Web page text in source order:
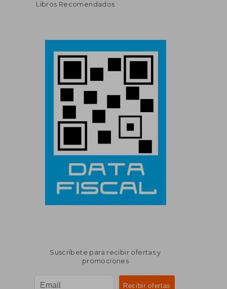
Libros Recomendados
Suscríbete para recibir ofertas y
promociones